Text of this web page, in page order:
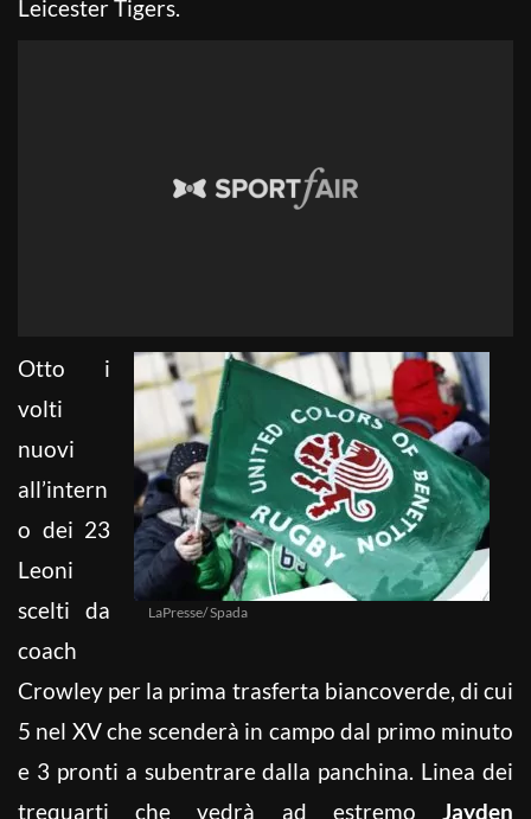
Leicester Tigers.
LaPresse/ Spada
Otto i
volti
nuovi
all’intern
o dei 23
Leoni
scelti da
coach
Crowley per la prima trasferta biancoverde, di cui
5 nel XV che scenderà in campo dal primo minuto
e 3 pronti a subentrare dalla panchina. Linea dei
trequarti che vedrà ad estremo Jayden